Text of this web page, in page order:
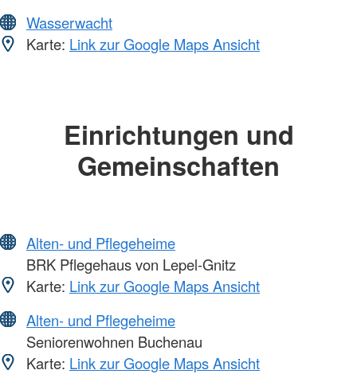
Wasserwacht
Karte: Link zur Google Maps Ansicht
Einrichtungen und
Gemeinschaften
Alten- und Pflegeheime
BRK Pflegehaus von Lepel-Gnitz
Karte: Link zur Google Maps Ansicht
Alten- und Pflegeheime
Seniorenwohnen Buchenau
Karte: Link zur Google Maps Ansicht